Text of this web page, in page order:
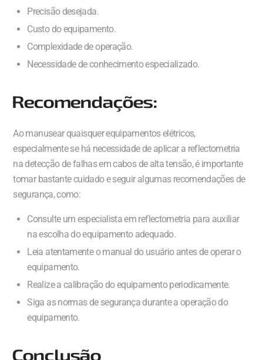
Precisão desejada.
Custo do equipamento.
Complexidade de operação.
Necessidade de conhecimento especializado.
Recomendações:
Ao manusear quaisquer equipamentos elétricos,
especialmente se há necessidade de aplicar a reflectometria
na detecção de falhas em cabos de alta tensão, é importante
tomar bastante cuidado e seguir algumas recomendações de
segurança, como:
Consulte um especialista em reflectometria para auxiliar
na escolha do equipamento adequado.
Leia atentamente o manual do usuário antes de operar o
equipamento.
Realize a calibração do equipamento periodicamente.
Siga as normas de segurança durante a operação do
equipamento.
Conclusão